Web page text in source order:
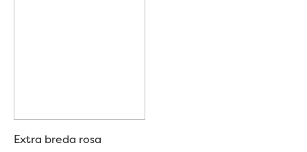
Extra breda rosa